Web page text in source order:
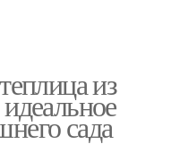
из
сада